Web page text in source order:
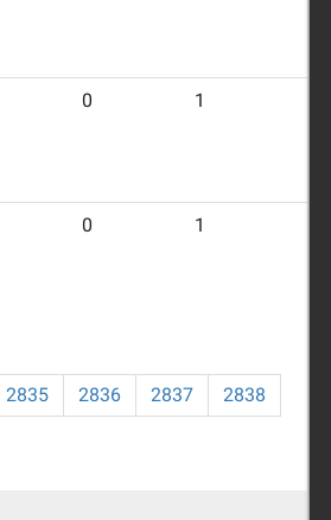
0 1
0 1
2835 2836 2837
2838